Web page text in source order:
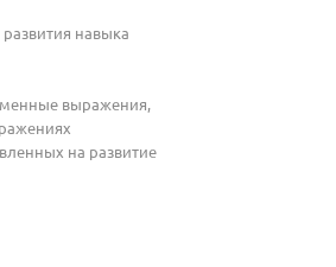
навыка
выражения,
на развитие